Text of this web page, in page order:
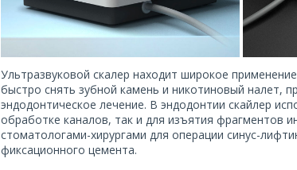
Ультразвуковой скалер находит широкое
быстро снять зубной камень и никотиновый налет,
эндодонтическое лечение. В эндодонтии скайлер
обработке каналов, так и для изъятия фрагментов
стоматологами-хирургами для операции синус-
фиксационного цемента.